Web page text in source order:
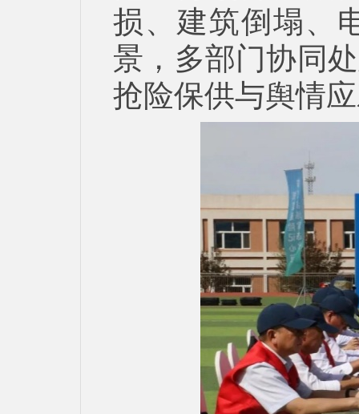
损、建筑倒塌、
景，多部门协同
抢险保供与舆情